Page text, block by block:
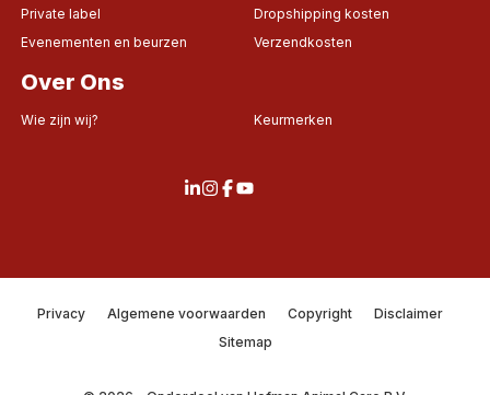
Private label
Evenementen en beurzen
Dropshipping kosten
Verzendkosten
Over Ons
Wie zijn wij? Keurmerken
Privacy Algemene voorwaarden Copyright
Disclaimer
Sitemap